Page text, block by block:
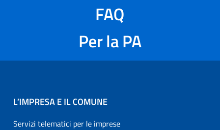
FAQ
Per la PA
L’IMPRESA E IL COMUNE
Servizi telematici per le imprese